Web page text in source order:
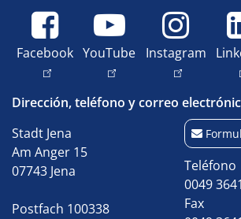
Facebook YouTube Instagram
Dirección, teléfono y correo
Stadt Jena
Am Anger 15
07743 Jena
Postfach 100338
Teléfono
0049
Fax